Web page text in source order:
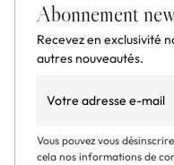
Abonnement
Recevez en exclusivité
autres nouveautés.
Vous pouvez vous
cela nos informations de